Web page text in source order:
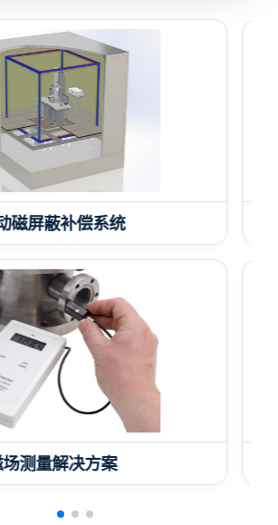
磁屏蔽材料
电线电缆磁屏蔽套管